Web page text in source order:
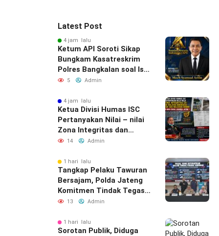
Latest Post
4 jam lalu
Ketum API Soroti Sikap
Bungkam Kasatreskrim
Polres Bangkalan soal Isu
“Atensi Bulanan” Rokok
5 Admin
4 jam lalu
Ketua Divisi Humas ISC
Pertanyakan Nilai – nilai
Zona Integritas dan
WBBM Bea Cukai Juanda
14 Admin
1 hari lalu
Tangkap Pelaku Tawuran
Bersajam, Polda Jateng
Komitmen Tindak Tegas
Kelompok Remaja yang
13 Admin
1 hari lalu
Sorotan Publik, Diduga